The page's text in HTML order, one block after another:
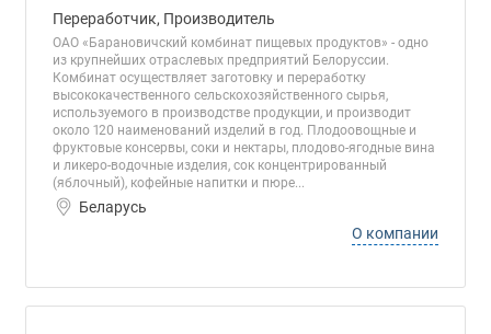
Переработчик, Производитель
ОАО «Барановичский комбинат пищевых продуктов» - одно
из крупнейших отраслевых предприятий Белоруссии.
Комбинат осуществляет заготовку и переработку
высококачественного сельскохозяйственного сырья,
используемого в производстве продукции, и производит
около 120 наименований изделий в год. Плодоовощные и
фруктовые консервы, соки и нектары, плодово-ягодные вина
и ликеро-водочные изделия, сок концентрированный
(яблочный), кофейные напитки и пюре...
Беларусь
О компании